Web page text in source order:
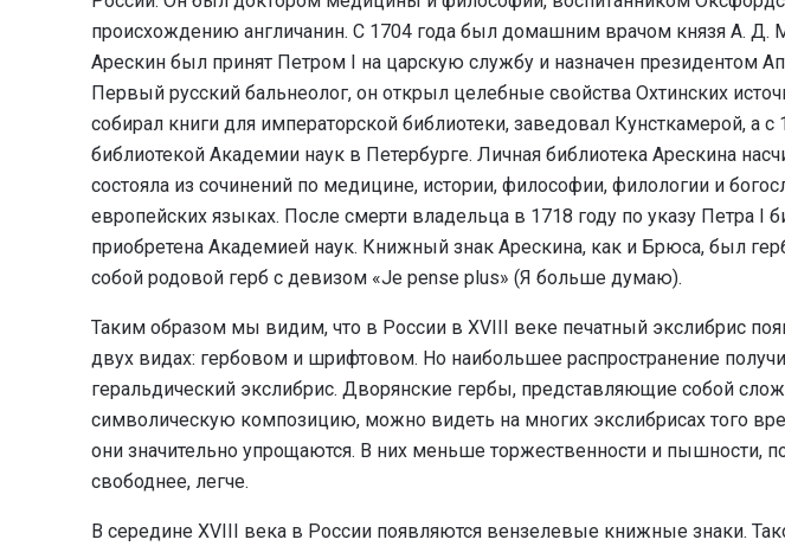
происхождению англичанин. С 1704 года был домашним врачом князя А. Д.
Арескин был принят Петром I на царскую службу и назначен президентом
Первый русский бальнеолог, он открыл целебные свойства Охтинских
собирал книги для императорской библиотеки, заведовал Кунсткамерой, а с
библиотекой Академии наук в Петербурге. Личная библиотека Арескина
состояла из сочинений по медицине, истории, философии, филологии и
европейских языках. После смерти владельца в 1718 году по указу Петра I
приобретена Академией наук. Книжный знак Арескина, как и Брюса, был
собой родовой герб с девизом «Je pense plus» (Я больше думаю).
Таким образом мы видим, что в России в XVIII веке печатный экслибрис
двух видах: гербовом и шрифтовом. Но наибольшее распространение
геральдический экслибрис. Дворянские гербы, представляющие собой
символическую композицию, можно видеть на многих экслибрисах того
они значительно упрощаются. В них меньше торжественности и пышности,
свободнее, легче.
В середине XVIII века в России появляются вензелевые книжные знаки.